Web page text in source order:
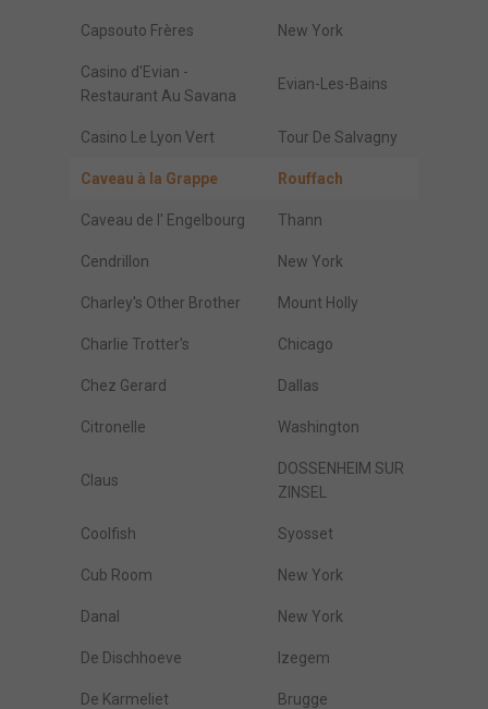
Capsouto Frères New York
Casino d'Evian -
Restaurant Au Savana
Evian-Les-Bains
Casino Le Lyon Vert Tour De Salvagny
Caveau à la Grappe Rouffach
Caveau de l' Engelbourg Thann
Cendrillon New York
Charley's Other Brother Mount Holly
Charlie Trotter's Chicago
Chez Gerard Dallas
Citronelle Washington
Claus
DOSSENHEIM SUR
ZINSEL
Coolfish Syosset
Cub Room New York
Danal New York
De Dischhoeve Izegem
De Karmeliet Brugge